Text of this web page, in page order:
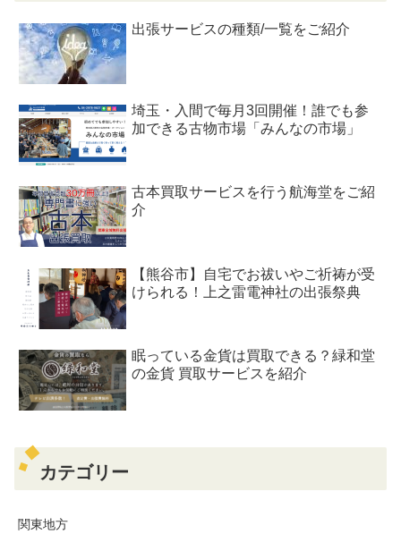
出張サービスの種類/一覧をご紹介
埼玉・入間で毎月3回開催！誰でも参
加できる古物市場「みんなの市場」
古本買取サービスを行う航海堂をご紹
介
【熊谷市】自宅でお祓いやご祈祷が受
けられる！上之雷電神社の出張祭典
眠っている金貨は買取できる？緑和堂
の金貨 買取サービスを紹介
カテゴリー
関東地方